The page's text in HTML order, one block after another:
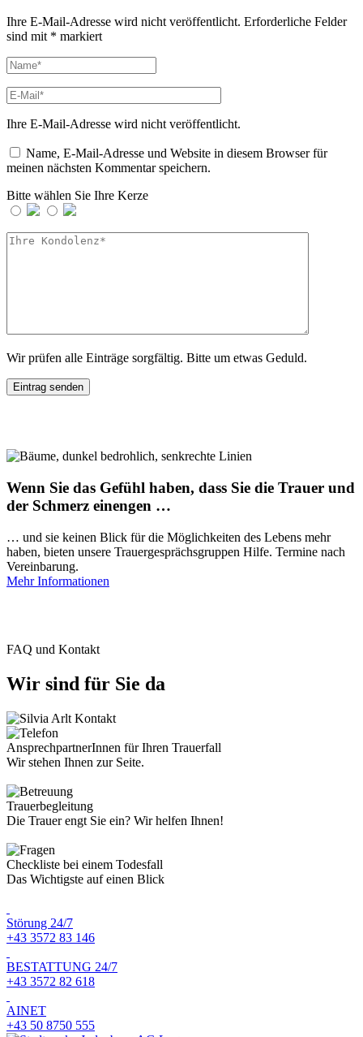
Ihre E-Mail-Adresse wird nicht veröffentlicht. Erforderliche Felder
sind mit * markiert
Ihre E-Mail-Adresse wird nicht veröffentlicht.
Name, E-Mail-Adresse und Website in diesem Browser für
meinen nächsten Kommentar speichern.
Bitte wählen Sie Ihre Kerze
Wir prüfen alle Einträge sorgfältig. Bitte um etwas Geduld.
Wenn Sie das Gefühl haben, dass Sie die Trauer und
der Schmerz einengen …
… und sie keinen Blick für die Möglichkeiten des Lebens mehr
haben, bieten unsere Trauergesprächsgruppen Hilfe. Termine nach
Vereinbarung.
Mehr Informationen
FAQ und Kontakt
Wir sind für Sie da
AnsprechpartnerInnen für Ihren Trauerfall
Wir stehen Ihnen zur Seite.
Trauerbegleitung
Die Trauer engt Sie ein? Wir helfen Ihnen!
Checkliste bei einem Todesfall
Das Wichtigste auf einen Blick
Störung 24/7
+43 3572 83 146
BESTATTUNG 24/7
+43 3572 82 618
AINET
+43 50 8750 555